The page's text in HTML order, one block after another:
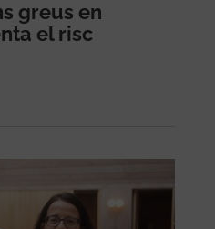
greus en
el risc